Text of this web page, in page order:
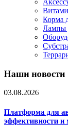
Корма
Лампы
Наши новости
03.08.2026
Платформа для
эффективности